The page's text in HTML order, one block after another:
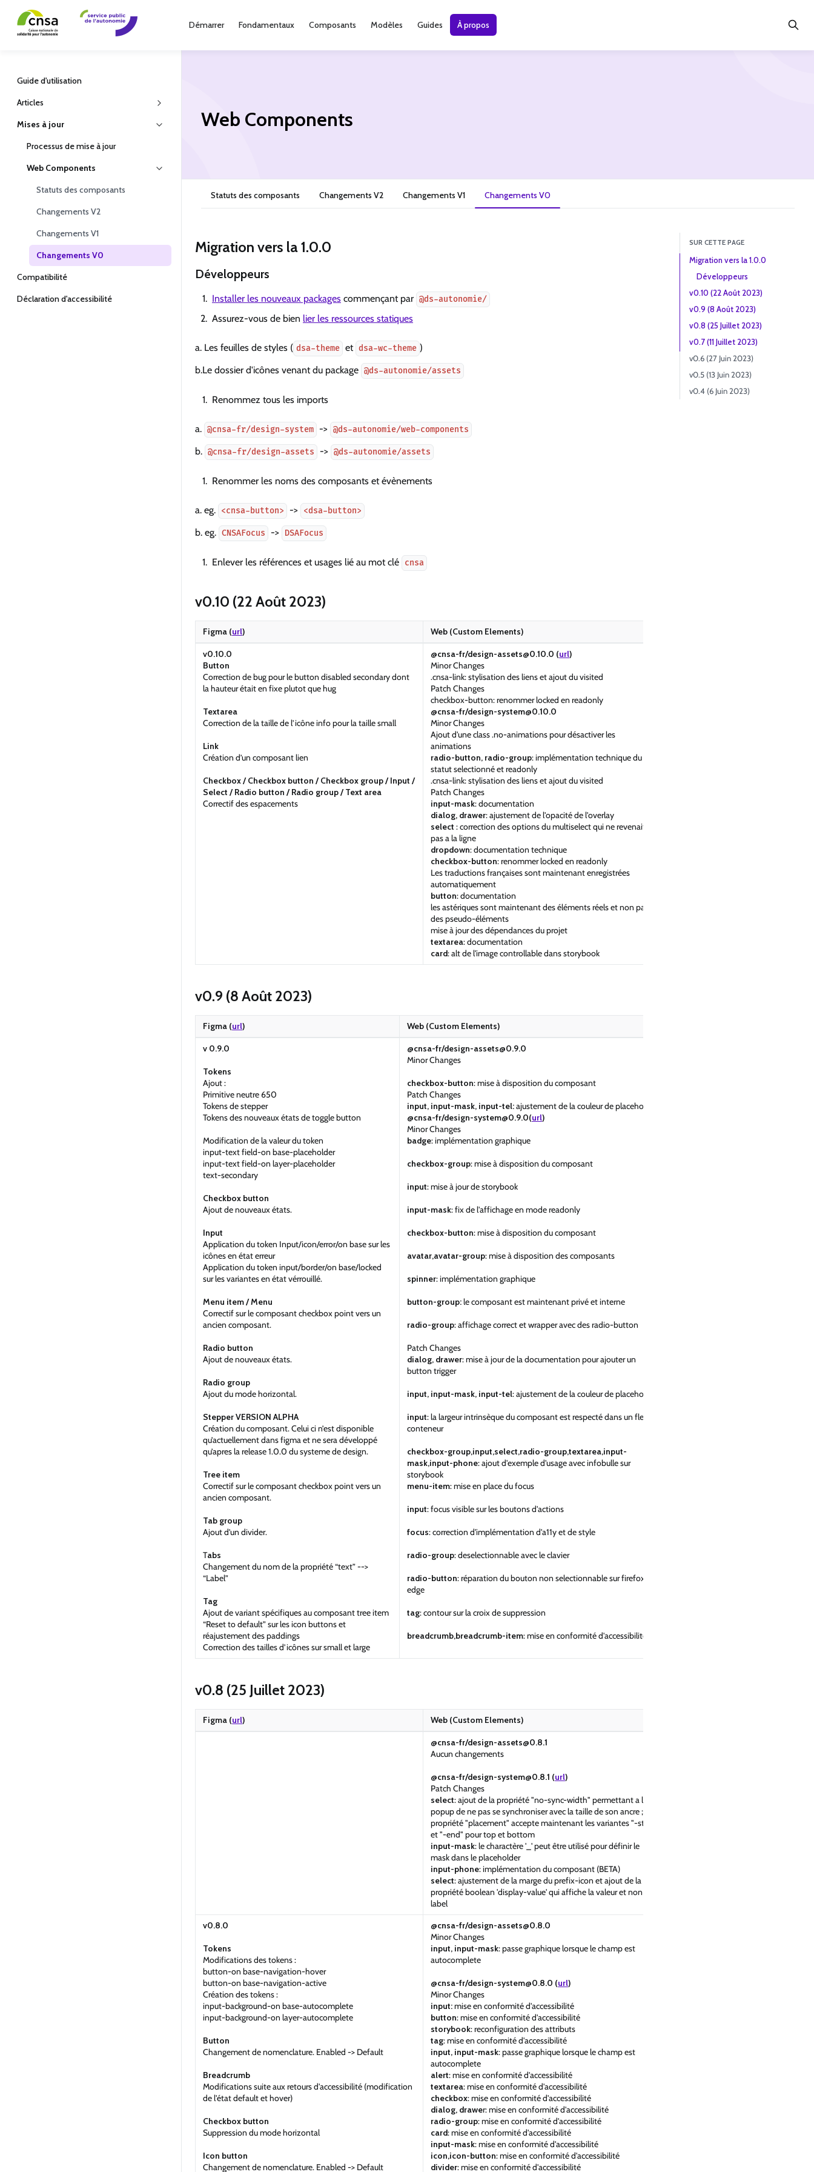
Démarrer Fondamentaux Composants Modèles Guides À propos
Guide d'utilisation
Articles
Mises à jour
Processus de mise à jour
Web Components
Statuts des composants
Changements V2
Changements V1
Changements V0
Compatibilité
Déclaration d'accessibilité
Web Components
Statuts des composants Changements V2 Changements V1 Changements V0
Migration vers la 1.0.0
Développeurs
Installer les nouveaux packages commençant par @ds-autonomie/
Assurez-vous de bien lier les ressources statiques
a. Les feuilles de styles ( dsa-theme et dsa-wc-theme )
b.Le dossier d'icônes venant du package @ds-autonomie/assets
Renommez tous les imports
a. @cnsa-fr/design-system -> @ds-autonomie/web-components
b. @cnsa-fr/design-assets -> @ds-autonomie/assets
Renommer les noms des composants et évènements
a. eg. <cnsa-button> -> <dsa-button>
b. eg. CNSAFocus -> DSAFocus
Enlever les références et usages lié au mot clé cnsa
v0.10 (22 Août 2023)
Figma (url) Web (Custom Elements)
v0.10.0
Button
Correction de bug pour le button disabled secondary dont
la hauteur était en fixe plutot que hug
Textarea
Correction de la taille de l’icône info pour la taille small
Link
Création d’un composant lien
Checkbox / Checkbox button / Checkbox group / Input /
Select / Radio button / Radio group / Text area
Correctif des espacements
@cnsa-fr/design-assets@0.10.0 (url)
Minor Changes
.cnsa-link: stylisation des liens et ajout du visited
Patch Changes
checkbox-button: renommer locked en readonly
@cnsa-fr/design-system@0.10.0
Minor Changes
Ajout d'une class .no-animations pour désactiver les
animations
radio-button, radio-group: implémentation technique du
statut selectionné et readonly
.cnsa-link: stylisation des liens et ajout du visited
Patch Changes
input-mask: documentation
dialog, drawer: ajustement de l'opacité de l'overlay
select : correction des options du multiselect qui ne revenait
pas a la ligne
dropdown: documentation technique
checkbox-button: renommer locked en readonly
Les traductions françaises sont maintenant enregistrées
automatiquement
button: documentation
les astériques sont maintenant des éléments réels et non pas
des pseudo-éléments
mise à jour des dépendances du projet
textarea: documentation
card: alt de l'image controllable dans storybook
v0.9 (8 Août 2023)
Figma (url) Web (Custom Elements)
v 0.9.0
Tokens
Ajout :
Primitive neutre 650
Tokens de stepper
Tokens des nouveaux états de toggle button
Modification de la valeur du token
input-text field-on base-placeholder
input-text field-on layer-placeholder
text-secondary
Checkbox button
Ajout de nouveaux états.
Input
Application du token Input/icon/error/on base sur les
icônes en état erreur
Application du token input/border/on base/locked
sur les variantes en état vérrouillé.
Menu item / Menu
Correctif sur le composant checkbox point vers un
ancien composant.
Radio button
Ajout de nouveaux états.
Radio group
Ajout du mode horizontal.
Stepper VERSION ALPHA
Création du composant. Celui ci n’est disponible
qu’actuellement dans figma et ne sera développé
qu’apres la release 1.0.0 du systeme de design.
Tree item
Correctif sur le composant checkbox point vers un
ancien composant.
Tab group
Ajout d’un divider.
Tabs
Changement du nom de la propriété “text” -->
“Label”
Tag
Ajout de variant spécifiques au composant tree item
“Reset to default” sur les icon buttons et
réajustement des paddings
Correction des tailles d’icônes sur small et large
@cnsa-fr/design-assets@0.9.0
Minor Changes
checkbox-button: mise à disposition du composant
Patch Changes
input, input-mask, input-tel:ajustement de la couleur de placeholder
@cnsa-fr/design-system@0.9.0(url)
Minor Changes
badge: implémentation graphique
checkbox-group: mise à disposition du composant
input: mise à jour de storybook
input-mask: fix de l'affichage en mode readonly
checkbox-button: mise à disposition du composant
avatar,avatar-group: mise à disposition des composants
spinner: implémentation graphique
button-group:le composant est maintenant privé et interne
radio-group: affichage correct et wrapper avec des radio-button
Patch Changes
dialog, drawer: mise à jour de la documentation pour ajouter un
button trigger
input, input-mask, input-tel: ajustement de la couleur de placeholder
input: la largeur intrinsèque du composant est respecté dans un flex
conteneur
checkbox-group,input,select,radio-group,textarea,input-
mask,input-phone: ajout d'exemple d'usage avec infobulle sur
storybook
menu-item: mise en place du focus
input: focus visible sur les boutons d'actions
focus: correction d'implémentation d'a11y et de style
radio-group: deselectionnable avec le clavier
radio-button: réparation du bouton non selectionnable sur firefox et
edge
tag: contour sur la croix de suppression
breadcrumb,breadcrumb-item: mise en conformité d'accessibilité
v0.8 (25 Juillet 2023)
Figma (url) Web (Custom Elements)
@cnsa-fr/design-assets@0.8.1
Aucun changements
@cnsa-fr/design-system@0.8.1 (url)
Patch Changes
select: ajout de la propriété "no-sync-width" permettant a la
popup de ne pas se synchroniser avec la taille de son ancre ; la
propriété "placement" accepte maintenant les variantes "-start"
et "-end" pour top et bottom
input-mask: le charactère '_' peut être utilisé pour définir le
mask dans le placeholder
input-phone: implémentation du composant (BETA)
select: ajustement de la marge du prefix-icon et ajout de la
propriété boolean 'display-value' qui affiche la valeur et non son
label
v0.8.0
Tokens
Modifications des tokens :
button-on base-navigation-hover
button-on base-navigation-active
Création des tokens :
input-background-on base-autocomplete
input-background-on layer-autocomplete
Button
Changement de nomenclature. Enabled -> Default
Breadcrumb
Modifications suite aux retours d'accessibilité (modification
de l'état default et hover)
Checkbox button
Suppression du mode horizontal
Icon button
Changement de nomenclature. Enabled -> Default
@cnsa-fr/design-assets@0.8.0
Minor Changes
input, input-mask: passe graphique lorsque le champ est
autocomplete
@cnsa-fr/design-system@0.8.0 (url)
Minor Changes
input:mise en conformité d'accessibilité
button: mise en conformité d'accessibilité
storybook: reconfiguration des attributs
tag: mise en conformité d'accessibilité
input, input-mask: passe graphique lorsque le champ est
autocomplete
alert: mise en conformité d'accessibilité
textarea: mise en conformité d'accessibilité
checkbox: mise en conformité d'accessibilité
dialog, drawer: mise en conformité d'accessibilité
radio-group: mise en conformité d'accessibilité
card: mise en conformité d'accessibilité
input-mask: mise en conformité d'accessibilité
icon,icon-button: mise en conformité d'accessibilité
divider: mise en conformité d'accessibilité
SUR CETTE PAGE
Migration vers la 1.0.0
Développeurs
v0.10 (22 Août 2023)
v0.9 (8 Août 2023)
v0.8 (25 Juillet 2023)
v0.7 (11 Juillet 2023)
v0.6 (27 Juin 2023)
v0.5 (13 Juin 2023)
v0.4 (6 Juin 2023)